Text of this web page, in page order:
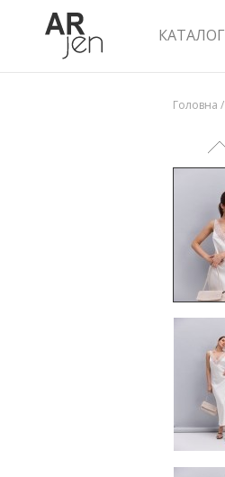
КАТАЛОГ
Головна /